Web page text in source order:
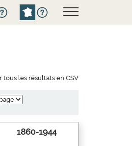
tous les résultats en CSV
1860-1944